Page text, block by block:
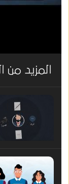
المزيد من